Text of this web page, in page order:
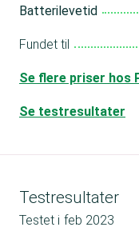
Batterilevetid
Fundet til
Se flere priser hos
Se testresultater
Testresultater
Testet i feb 2023